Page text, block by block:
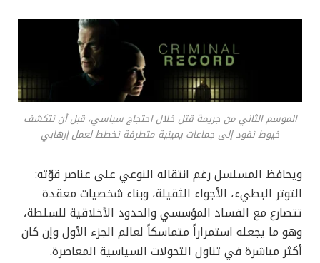
الموسم الثاني من جريمة قتل خلال احتجاج سياسي، قبل أن تتكشف
خيوط تقود إلى جماعات يمينية متطرفة تخطط لعمل إرهابي
ويحافظ المسلسل رغم انتقاله النوعي على عناصر قوّته:
التوتر البطيء، الأجواء الثقيلة، وبناء شخصيات معقدة
تتصارع مع الفساد المؤسسي والحدود الأخلاقية للسلطة،
وهو ما يجعله استمراراً متماسكاً لعالم الجزء الأول وإن كان
أكثر مباشرة في تناول التحولات السياسية المعاصرة.